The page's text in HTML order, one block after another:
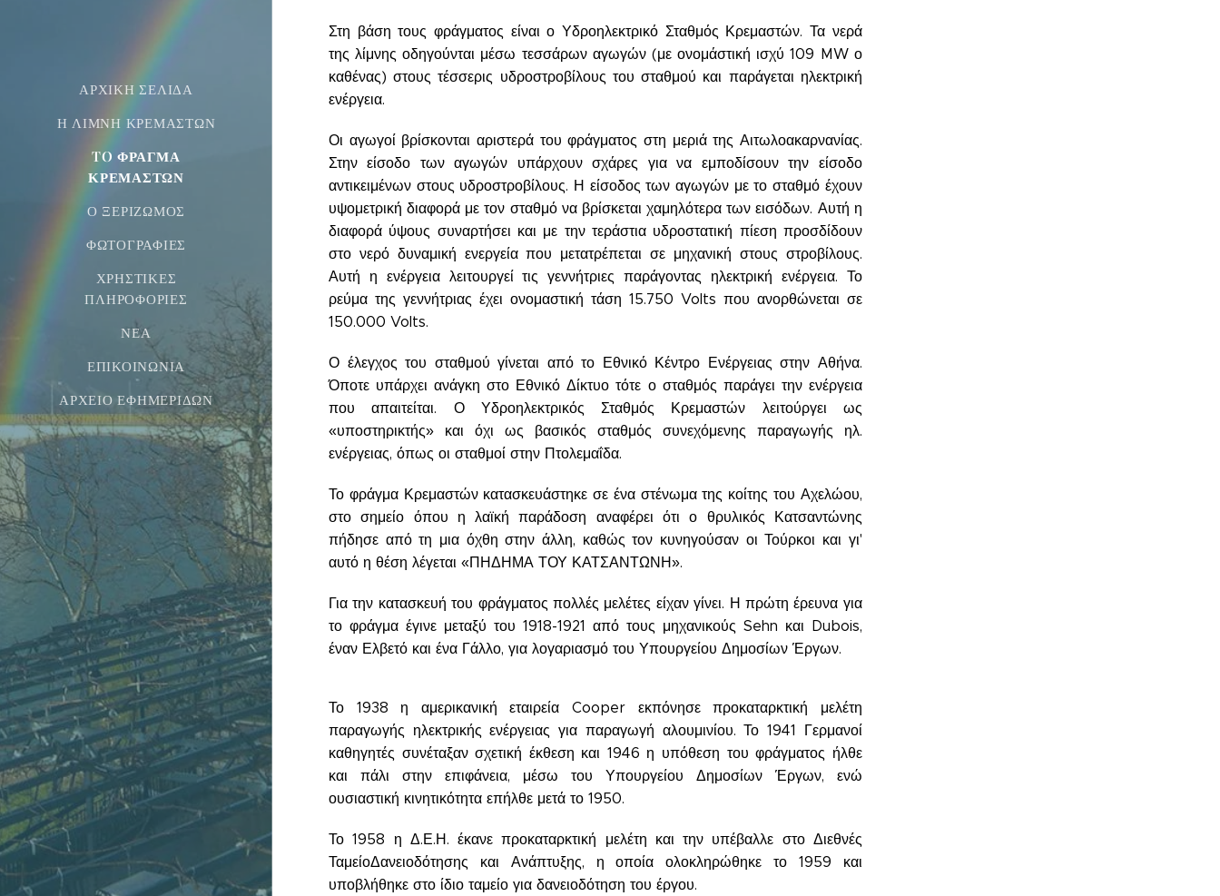
ΑΡΧΙΚΉ ΣΕΛΊΔΑ
Η ΛΊΜΝΗ ΚΡΕΜΑΣΤΏΝ
TO ΦΡΆΓΜΑ
ΚΡΕΜΑΣΤΏΝ
Ο ΞΕΡΙΖΩΜΌΣ
ΦΩΤΟΓΡΑΦΊΕΣ
ΧΡΗΣΤΙΚΈΣ
ΠΛΗΡΟΦΟΡΊΕΣ
ΝΕΑ
ΕΠΙΚΟΙΝΩΝΊΑ
ΑΡΧΕΊΟ ΕΦΗΜΕΡΊΔΩΝ
Στη βάση τους φράγματος είναι ο Υδροηλεκτρικό Σταθμός Κρεμαστών. Τα νερά
της λίμνης οδηγούνται μέσω τεσσάρων αγωγών (με ονομάστική ισχύ 109 MW ο
καθένας) στους τέσσερις υδροστροβίλους του σταθμού και παράγεται ηλεκτρική
ενέργεια.
Οι αγωγοί βρίσκονται αριστερά του φράγματος στη μεριά της Αιτωλοακαρνανίας.
Στην είσοδο των αγωγών υπάρχουν σχάρες για να εμποδίσουν την είσοδο
αντικειμένων στους υδροστροβίλους. Η είσοδος των αγωγών με το σταθμό έχουν
υψομετρική διαφορά με τον σταθμό να βρίσκεται χαμηλότερα των εισόδων. Αυτή η
διαφορά ύψους συναρτήσει και με την τεράστια υδροστατική πίεση προσδίδουν
στο νερό δυναμική ενεργεία που μετατρέπεται σε μηχανική στους στροβίλους.
Αυτή η ενέργεια λειτουργεί τις γεννήτριες παράγοντας ηλεκτρική ενέργεια. Το
ρεύμα της γεννήτριας έχει ονομαστική τάση 15.750 Volts που ανορθώνεται σε
150.000 Volts.
Ο έλεγχος του σταθμού γίνεται από το Εθνικό Κέντρο Ενέργειας στην Αθήνα.
Όποτε υπάρχει ανάγκη στο Εθνικό Δίκτυο τότε ο σταθμός παράγει την ενέργεια
που απαιτείται. Ο Υδροηλεκτρικός Σταθμός Κρεμαστών λειτούργει ως
«υποστηρικτής» και όχι ως βασικός σταθμός συνεχόμενης παραγωγής ηλ.
ενέργειας, όπως οι σταθμοί στην Πτολεμαΐδα.
Το φράγμα Κρεμαστών κατασκευάστηκε σε ένα στένωμα της κοίτης του Αχελώου,
στο σημείο όπου η λαϊκή παράδοση αναφέρει ότι ο θρυλικός Κατσαντώνης
πήδησε από τη μια όχθη στην άλλη, καθώς τον κυνηγούσαν οι Τούρκοι και γι'
αυτό η θέση λέγεται «ΠΗΔΗΜΑ ΤΟΥ ΚΑΤΣΑΝΤΩΝΗ».
Για την κατασκευή του φράγματος πολλές μελέτες είχαν γίνει. Η πρώτη έρευνα για
το φράγμα έγινε μεταξύ του 1918-1921 από τους μηχανικούς Sehn και Dubois,
έναν Ελβετό και ένα Γάλλο, για λογαριασμό του Υπουργείου Δημοσίων Έργων.
Το 1938 η αμερικανική εταιρεία Cooper εκπόνησε προκαταρκτική μελέτη
παραγωγής ηλεκτρικής ενέργειας για παραγωγή αλουμινίου. Το 1941 Γερμανοί
καθηγητές συνέταξαν σχετική έκθεση και 1946 η υπόθεση του φράγματος ήλθε
και πάλι στην επιφάνεια, μέσω του Υπουργείου Δημοσίων Έργων, ενώ
ουσιαστική κινητικότητα επήλθε μετά το 1950.
Το 1958 η Δ.Ε.Η. έκανε προκαταρκτική μελέτη και την υπέβαλλε στο Διεθνές
ΤαμείοΔανειοδότησης και Ανάπτυξης, η οποία ολοκληρώθηκε το 1959 και
υποβλήθηκε στο ίδιο ταμείο για δανειοδότηση του έργου.